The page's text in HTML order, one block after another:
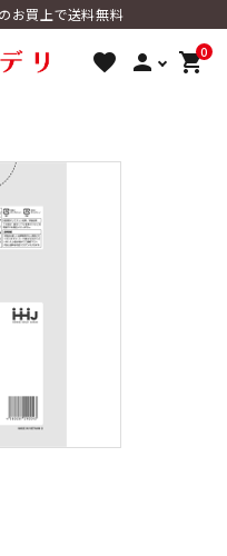
お買上で送料無料
favorite person 0
shopping_cart
録